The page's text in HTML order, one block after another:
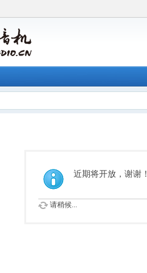
近期将开放，谢谢！
请稍候...